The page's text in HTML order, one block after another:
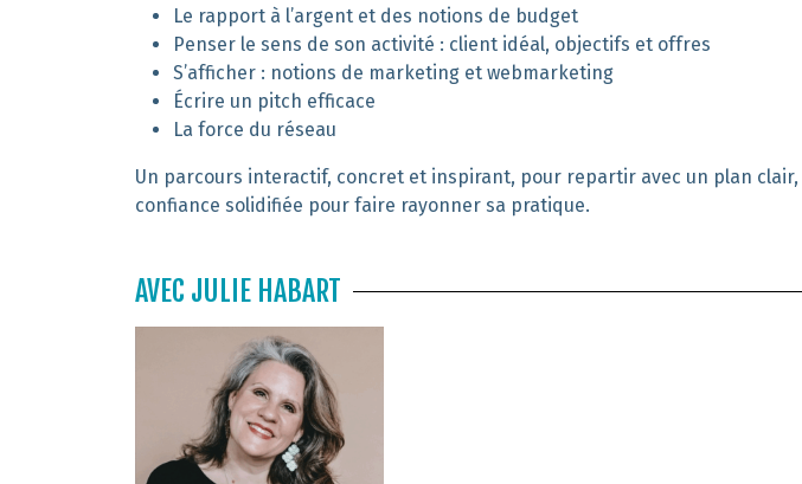
Le rapport à l’argent et des notions de budget
Penser le sens de son activité : client idéal, objectifs et offres
S’afficher : notions de marketing et webmarketing
Écrire un pitch efficace
La force du réseau
Un parcours interactif, concret et inspirant, pour repartir avec un plan
confiance solidifiée pour faire rayonner sa pratique.
AVEC JULIE HABART